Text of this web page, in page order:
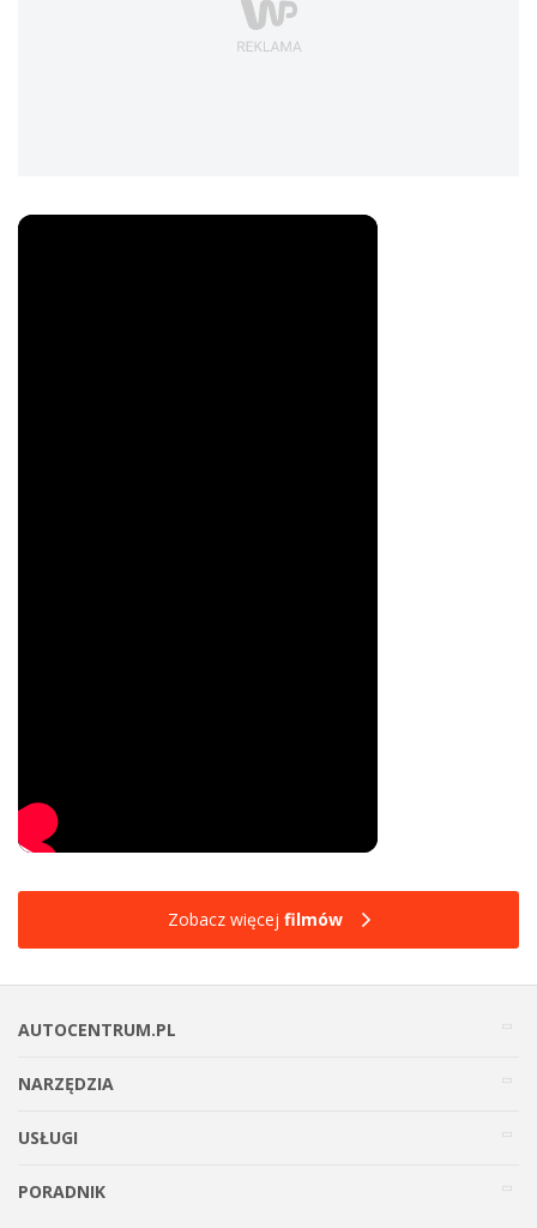
Zobacz więcej filmów
AUTOCENTRUM.PL
NARZĘDZIA
USŁUGI
PORADNIK